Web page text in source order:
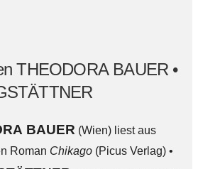
THEODORA BAUER •
BAUER (Wien) liest aus
Roman Chikago(Picus Verlag) •